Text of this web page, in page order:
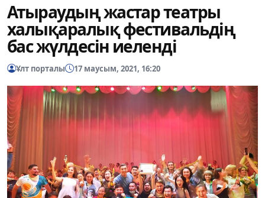
Атыраудың жастар театры
халықаралық фестивальдің
бас жүлдесін иеленді
Ұлт порталы 17 маусым, 2021, 16:20